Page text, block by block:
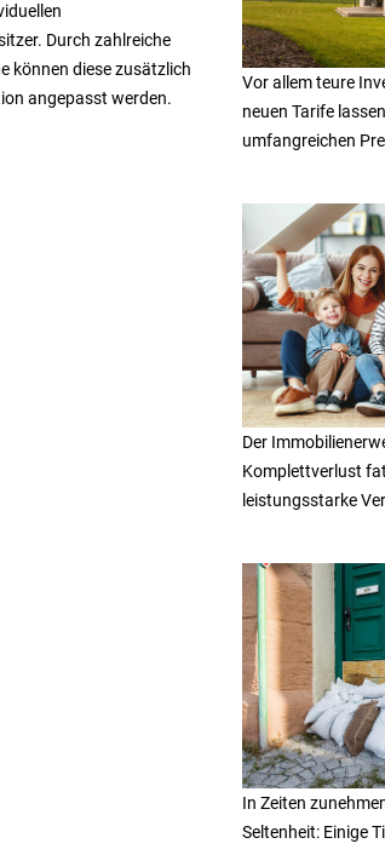
Durch zahlreiche
können diese zusätzlich
angepasst werden.
Vor allem teure
neuen Tarife
umfangreichen
Der
Komplettverlust
leistungsstarke
In Zeiten
Seltenheit: Einige